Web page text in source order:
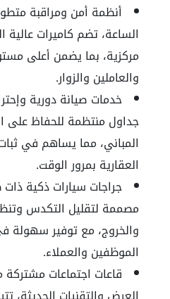
أنظمة أمن ومراقبة
الساعة، تضم كاميرات
مركزية، بما يضمن أعلى
والعاملين والزوار.
خدمات صيانة دورية
جداول منتظمة للحفاظ على
المباني، مما يساهم في
العقارية بمرور الوقت.
جراجات سيارات ذكية ذات
مصممة لتقليل التكدس
والخروج، مع توفير سهولة
الموظفين والعملاء.
قاعات اجتماعات